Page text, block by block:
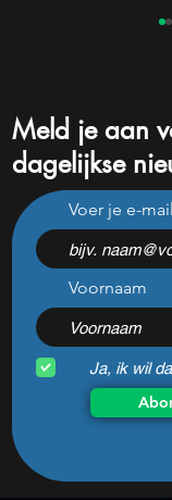
Dit gaat de
van Tesla
komende
Meld je aan
dagelijkse
Voer je e-
Voornaam
Ja, ik wil